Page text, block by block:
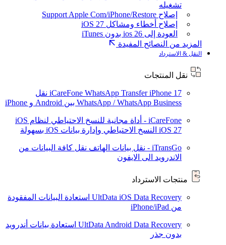
تشغيله
إصلاح Support Apple Com/iPhone/Restore
إصلاح أخطاء ومشاكل iOS 27
العودة إلى ios 26 بدون iTunes
المزيد من النصائح المفيدة
النقل & الاسترداد
نقل المنتجات
iCareFone WhatsApp TransferiPhone 17
نقل
WhatsApp / WhatsApp Business بين Android و iPhone
iCareFone - أداة مجانية للنسخ الاحتياطي لنظام iOS
iOS 27 النسخ الاحتياطي وإدارة بيانات iOS بسهولة
iTransGo - نقل بيانات الهاتف
نقل كافة البيانات من
الاندرويد الى الايفون
منتجات الاسترداد
UltData iOS Data Recovery استعادة البيانات المفقودة
من iPhone/iPad
UltData Android Data Recovery استعادة بيانات أندرويد
بدون جذر